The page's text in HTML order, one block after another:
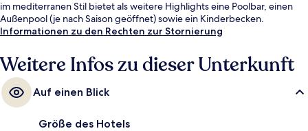
im mediterranen Stil bietet als weitere Highlights eine Poolbar, einen
Außenpool (je nach Saison geöffnet) sowie ein Kinderbecken.
Informationen zu den Rechten zur Stornierung
Weitere Infos zu dieser Unterkunft
Auf einen Blick
Größe des Hotels